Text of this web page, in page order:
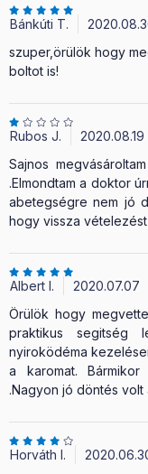
Bánkúti T.
szuper,örülök hogy
boltot is!
Rubos J.
2020.08.19
Sajnos
.Elmondtam a doktor
abetegségre nem jó
hogy vissza
Albert I.
2020.07.07
Örülök hogy
praktikus segitség
nyiroködéma
a karomat. Bármikor
.Nagyon jó döntés volt
Horváth I.